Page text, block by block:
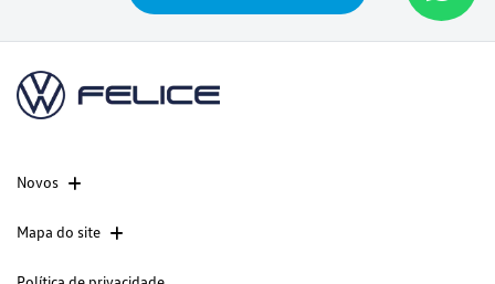
Novos
Mapa do site